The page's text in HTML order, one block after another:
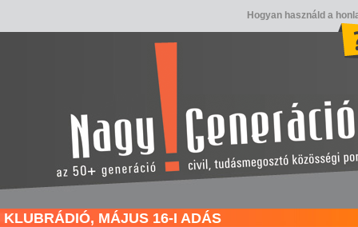
Hogyan használd a
KLUBRÁDIÓ, MÁJUS 16-I ADÁS